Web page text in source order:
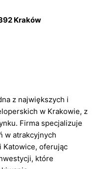
Kraków
z największych i
w Krakowie, z
Firma specjalizuje
w atrakcyjnych
Katowice, oferując
które